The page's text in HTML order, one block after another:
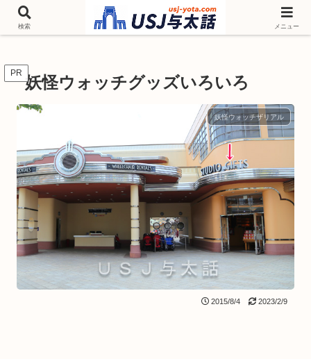
チケットやシーズンイベント ニンテンドーワールド アトラクションなどユニ
バを歩いて情報収集しています
PR 妖怪ウォッチグッズいろいろ
妖怪ウォッチザリアル
2015/8/4 2023/2/9
検索 メニュー